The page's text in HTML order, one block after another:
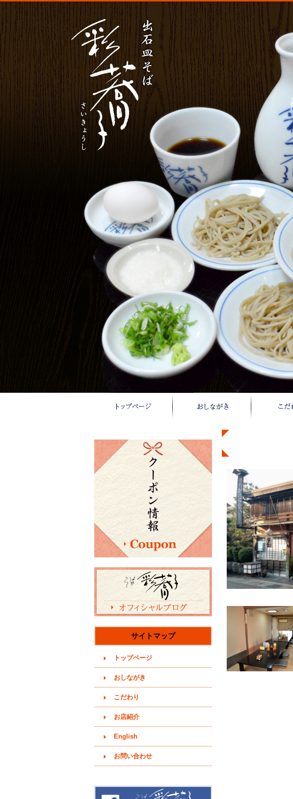
サイトマップ
トップページ
おしながき
こだわり
お店紹介
English
お問い合わせ